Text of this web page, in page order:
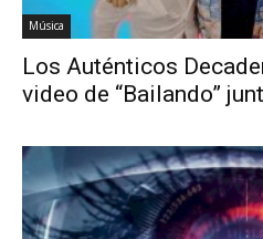
Música
Los Auténticos
video de “Bailando”